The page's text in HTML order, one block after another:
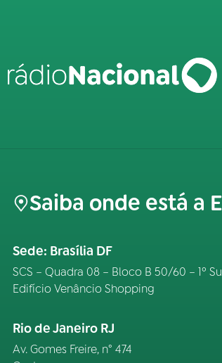
Saiba onde está a
Sede: Brasília DF
SCS – Quadra 08 – Bloco B 50/60 – 1º
Edifício Venâncio Shopping
Rio de Janeiro RJ
Av. Gomes Freire, n° 474